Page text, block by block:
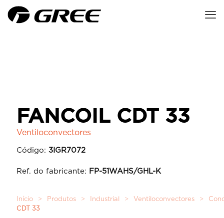
FANCOIL CDT 33
Ventiloconvectores
Código: 3IGR7072
Ref. do fabricante: FP-51WAHS/GHL-K
Início > Produtos > Industrial > Ventiloconvectores >
CDT 33